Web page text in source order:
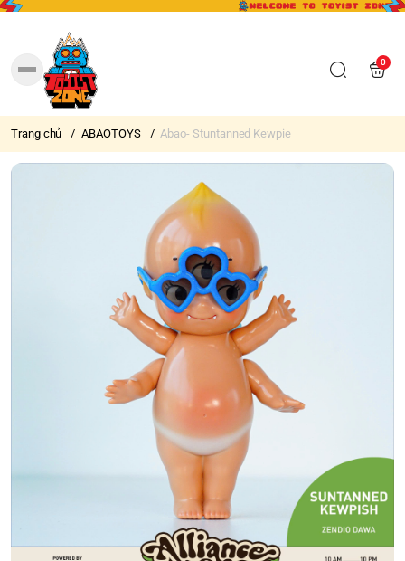
0
Trang chủ / ABAOTOYS / Abao- Stuntanned Kewpie